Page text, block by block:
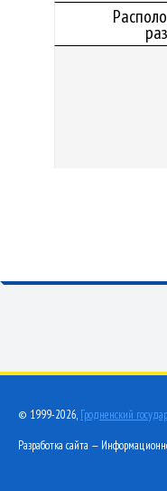
© 1999-2026, Гродненский
Разработка сайта —